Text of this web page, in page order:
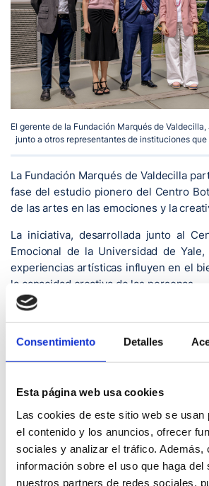
Consentimiento Detalles
Esta página web usa cookies
Las cookies de este sitio web se usan
el contenido y los anuncios, ofrecer
sociales y analizar el tráfico. Además,
información sobre el uso que haga del
nuestros partners de redes sociales,
El gerente de la Fundación Marqués de
junto a otros representantes de instituciones
La Fundación Marqués de Valdecilla
fase del estudio pionero del Centro
de las artes en las emociones y la
La iniciativa, desarrollada junto al
Emocional de la Universidad de
experiencias artísticas influyen en el
la capacidad creativa de las personas
Santander, 4 de junio de 2026.- La
Valdecilla (FMV) participa en la
científico impulsado por el Centro
Inteligencia Emocional de la
creatividad. La investigación,
trasladar el análisis científico fuera del
en entornos reales, permitirá seguir
conocimiento de los efectos que las
tienen sobre las personas.